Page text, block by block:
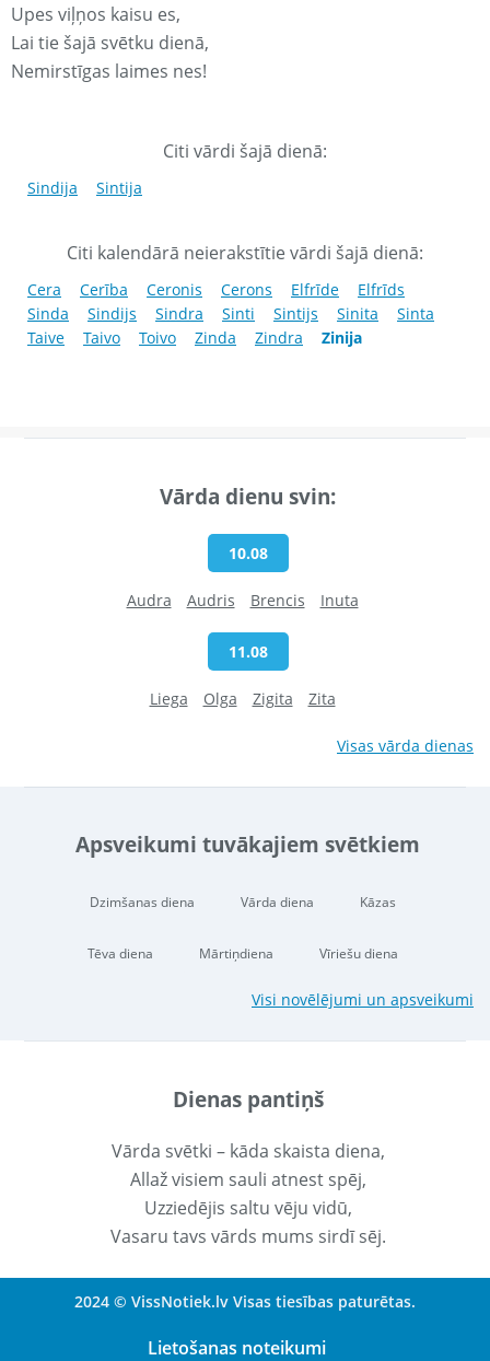
Upes viļņos kaisu es,
Lai tie šajā svētku dienā,
Nemirstīgas laimes nes!
Citi vārdi šajā dienā:
Sindija Sintija
Citi kalendārā neierakstītie vārdi šajā dienā:
Cera Cerība Ceronis Cerons Elfrīde
Elfrīds
Sinda
Sindijs Sindra Sinti Sintijs Sinita
Sinta
Taive
Taivo Toivo Zinda Zindra Zinija
Vārda dienu svin:
10.08
Audra Audris Brencis Inuta
11.08
Liega Olga Zigita Zita
Visas vārda dienas
Apsveikumi tuvākajiem svētkiem
Dzimšanas diena Vārda diena Kāzas
Tēva diena Mārtiņdiena Vīriešu diena
Visi novēlējumi un apsveikumi
Dienas pantiņš
Vārda svētki – kāda skaista diena,
Allaž visiem sauli atnest spēj,
Uzziedējis saltu vēju vidū,
Vasaru tavs vārds mums sirdī sēj.
2024 © VissNotiek.lv Visas tiesības paturētas.
Lietošanas noteikumi